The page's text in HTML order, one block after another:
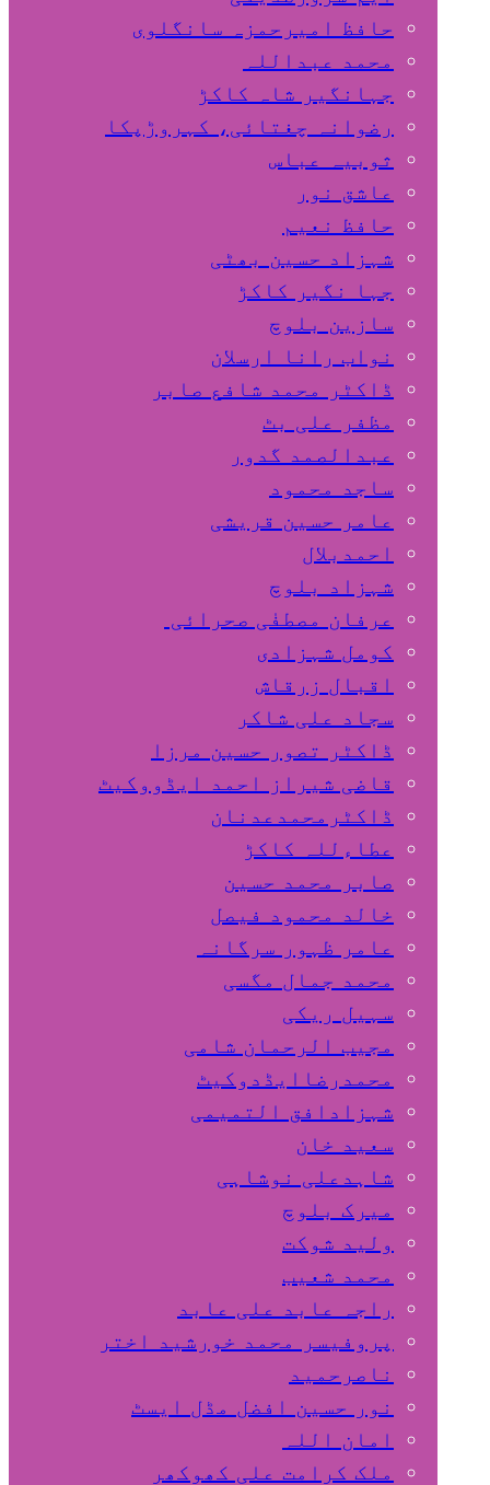
حافظ امیرحمزہ سانگلوی
محمد عبداللہ
جہانگیر شاہ کاکڑ
رضوانہ چغتائی، کہروڑپکا
ثوبیہ عباس
عاشق نور
حافظ نعیم
شہزاد حسین بھٹی
جہا نگیر کاکڑ
سازین بلوچ
نواب رانا ارسلان
ڈاکٹر محمد شافع صابر
مظفر علی بٹ
عبدالصمد گدور
ساجد محمود
عامر حسین قریشی
اﺣﻤﺪﺑﻼل
شہزاد بلوچ
عرفان مصطفٰی صحرائی
کومل شہزادی
اقبال زرقاش
سجاد علی شاکر
ڈاکٹر تصور حسین مرزا
قاضی شیراز احمد ایڈووکیٹ
ڈاکٹرمحمدعدنان
عطاءللہ کاکڑ
صابر محمد حسین
خالد محمود فیصل
عامر ظہور سرگانہ
محمد جمال مگسی
سہیل ريكی
مجیب الرحمان شامی
محمدرضاایڈدوکیٹ
شہزادافق التمیمی
سعید خان
شاہدعلی نوشاہی
میرک بلوچ
ولید شوکت
محمد شعیب
راجہ عابد علی عابد
پروفیسر محمد خورشید اختر
ناصرحمید
نور حسین افضل مڈل ایسٹ
امان اللہ
ملک کرامت علی کھوکھر